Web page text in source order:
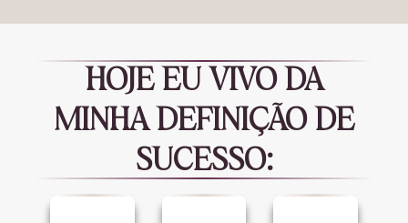
HOJE EU VIVO DA
MINHA DEFINIÇÃO DE
SUCESSO: